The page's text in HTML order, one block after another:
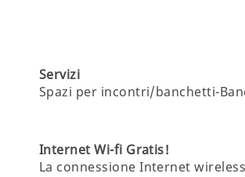
Servizi
Spazi per incontri/banchetti-
Internet Wi-fi Gratis!
La connessione Internet